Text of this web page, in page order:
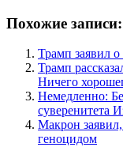
Похожие записи:
Трамп заявил
Трамп
Ничего
Немедленно:
суверенитета
Макрон
геноцидом